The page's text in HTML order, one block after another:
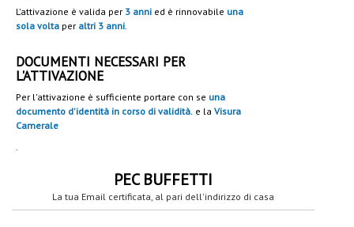
L'attivazione è valida per 3 anni ed è rinnovabile una
sola volta per altri 3 anni
DOCUMENTI NECESSARI PER
L'ATTIVAZIONE
Per l'attivazione è sufficiente portare con se una
documento d'identità in corso di validità. e la Visura
Camerale
PEC BUFFETTI
La tua Email certificata, al pari dell'indirizzo di casa